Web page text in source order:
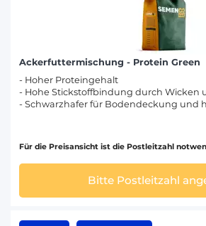
Ackerfuttermischung - Protein Green
- Hoher Proteingehalt
- Hohe Stickstoffbindung durch Wicken
- Schwarzhafer für Bodendeckung und
Für die Preisansicht ist die Postleitzahl
Bitte Postleitzahl